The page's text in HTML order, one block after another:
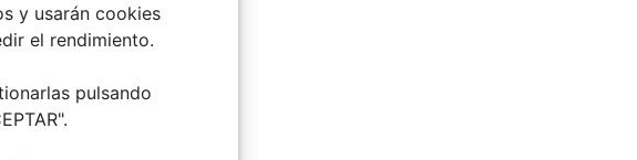
y usarán cookies
el rendimiento.
pulsando